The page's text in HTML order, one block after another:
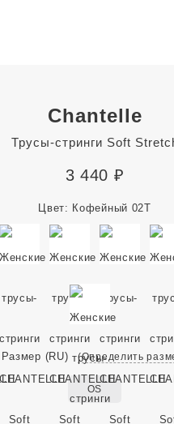
Chantelle
Трусы-стринги Soft
3 440 ₽
Цвет: Кофейный 02T
Размер (RU) (Определить
OS